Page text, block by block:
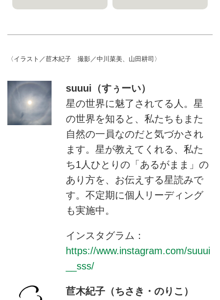
〈イラスト／苣木紀子 撮影／中川菜美、山田耕司〉
suuui（すぅーい）
星の世界に魅了されてる人。星
の世界を知ると、私たちもまた
自然の一員なのだと気づかされ
ます。星が教えてくれる、私た
ち1人ひとりの「あるがまま」の
あり方を、お伝えする星読みで
す。不定期に個人リーディング
も実施中。
インスタグラム：
https://www.instagram.com/suuui
__sss/
苣木紀子（ちさき・のりこ）